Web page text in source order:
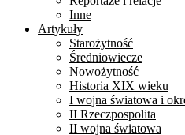
Inne
Artykuły
Starożytność
Średniowiecze
Nowożytność
Historia XIX wieku
I wojna światowa i
II Rzeczpospolita
II wojna światowa